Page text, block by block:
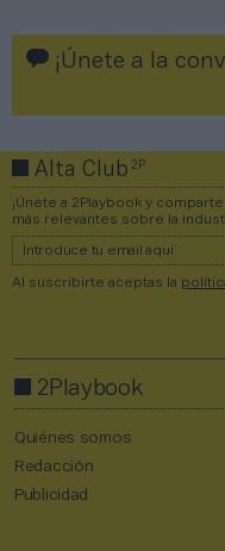
¡Únete a la
Alta Club2P
¡Únete a 2Playbook y
más relevantes sobre la
Al suscribirte aceptas la
2Playbook
Quiénes somos
Redacción
Publicidad